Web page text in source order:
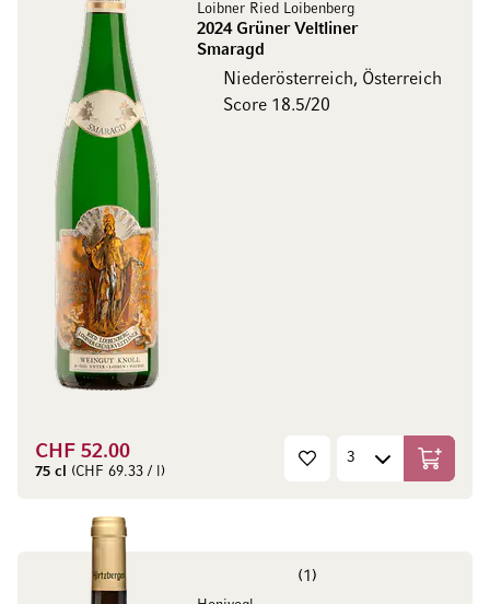
Loibner Ried Loibenberg
2024 Grüner Veltliner
Smaragd
Niederösterreich, Österreich
Score 18.5/20
CHF 52.00
75 cl (CHF 69.33 / l) In den
1